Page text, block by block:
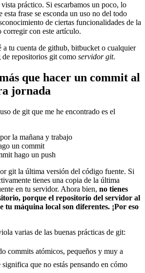
práctico. Si escarbamos un poco, lo
esta frase se esconda un uso no del todo
de ciertas funcionalidades de la
corregir con este artículo.
a tu cuenta de github, bitbucket o cualquier
de repositorios git como servidor git.
que hacer un commit al
jornada
de git que me he encontrado es el
la mañana y trabajo
un commit
hago un push
git la última versión del código fuente. Si
tienes una copia de la última
en tu servidor. Ahora bien, no tienes
porque el repositorio del servidor al
tu máquina local son diferentes. ¡Por eso
varias de las buenas prácticas de git:
commits atómicos, pequeños y muy a
que no estás pensando en cómo